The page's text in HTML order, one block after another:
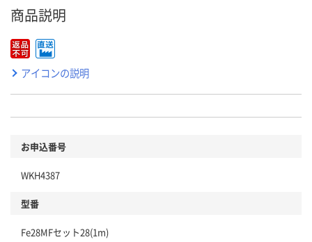
商品説明
アイコンの説明
お申込番号
WKH4387
型番
Fe28MFセット28(1m)